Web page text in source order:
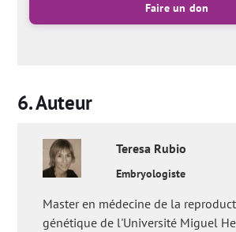
Faire un don
Auteur
Teresa Rubio
Embryologiste
Master en médecine de la
génétique de l'Université Miguel